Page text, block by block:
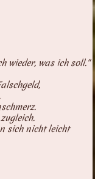
wieder, was ich soll."
sich nicht leicht